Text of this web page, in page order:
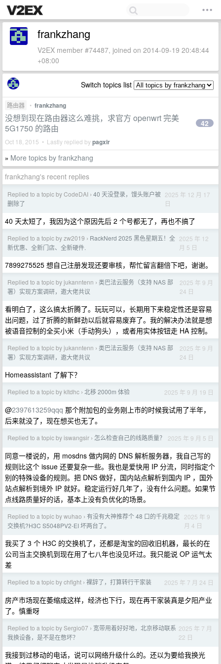
frankzhang
V2EX member #74487, joined on 2014-09-19 20:48:44
+08:00
Switch topics list
路由器 • frankzhang
没想到现在路由器这么难挑，求官方 openwrt 完美
5G1750 的路由
Oct 18, 2015 • Lastly replied bypagxir
42
» More topics by frankzhang
frankzhang's recent replies
Replied to a topic by CodeDAI › 40 天没登录，馒头账户被
删除了
2025 年 12 月 17
日
40 天太短了，我因为这个原因先后 2 个号都无了，再也不搞了
Replied to a topic by zw2019 › RackNerd 2025 黑色星期五！全
新优惠、全新门店、全新硬件.
2025 年 12
月 5 日
7899275525 想自己注册发现还要审核，帮忙留言翻倍下吧，谢谢。
Replied to a topic by jukanntenn › 类巴法云服务（支持 NAS 部
署）实现方案调研，邀大佬共议
2025 年 9 月
24 日
看明白了，这么搞太折腾了。玩玩可以，长期用下来稳定性还是容易
出问题，过了折腾的新鲜劲以后就容易废弃了。我的解决办法就是想
被语音控制的全买小米（手动狗头），或者用实体按钮走 HA 控制。
Replied to a topic by jukanntenn › 类巴法云服务（支持 NAS 部
署）实现方案调研，邀大佬共议
2025 年 9 月
24 日
Homeassistant 了解下？
Replied to a topic by kltdhc › 北移 2000m 体验 2025 年 9 月 19 日
@2397613259qqq 那个附加包的业务刚上市的时候我试用了半年，
后来就没了，现在想买也无了。
Replied to a topic by iswangsir › 怎么检查自己的线路质量？ 2025 年 9 月 5 日
同意一楼说的，用 mosdns 做内网的 DNS 解析服务器，我自己写的
规则比这个 issue 还要复杂一些。我也是爱快用 IP 分流，同时指定个
别的特殊设备的规则。把 DNS 做好，国内站点解析到国内 IP ，国外
站点解析到境外 IP 就好。稳定运行好几年了，没有什么问题。如果节
点线路质量好的话，基本上没有负优化的场景。
Replied to a topic by wuhao › 有没有大神推荐个 48 口的千兆稳定
交换机?H3C S5048PV2-EI 坏两台了。
2025 年 9
月 4 日
我买了 3 个 H3C 的交换机了，还都是淘宝的回收旧机器，最长的在
公司当主交换机到现在用了七八年也没见坏过。我只能说 OP 运气太
差
Replied to a topic by chfight › 裸辞了，打算转行干家装 2025 年 7 月 24 日
房产市场现在萎缩成这样，经济也下行，现在再干家装真是夕阳产业
了。慎重呀
Replied to a topic by Sergio07 › 宽带用着好好地，北京移动联系
我换设备，是不是在憋坏？
2025 年 7 月
22 日
我接到过移动的电话，说可以网络升级什么的。还以为要给我换光